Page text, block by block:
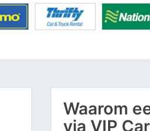
Waarom
via VIP